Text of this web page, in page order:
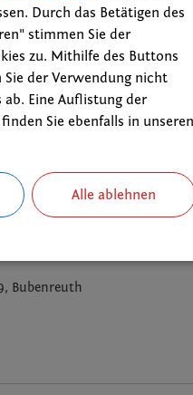
Bubenreuth
Durch das Betätigen des
stimmen Sie der
zu. Mithilfe des Buttons
Sie der Verwendung nicht
Eine Auflistung der
Sie ebenfalls in unseren
Alle ablehnen